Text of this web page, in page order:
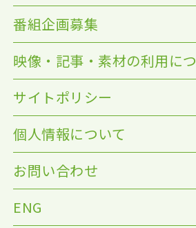
番組企画募集
映像・記事・素材の利用に
サイトポリシー
個人情報について
お問い合わせ
ENG